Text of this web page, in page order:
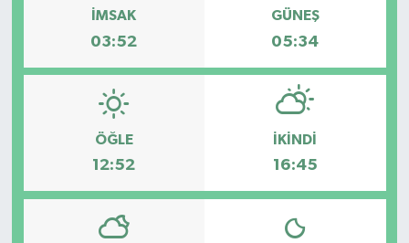
İMSAK
03:52
GÜNEŞ
05:34
ÖĞLE
12:52
İKINDI
16:45